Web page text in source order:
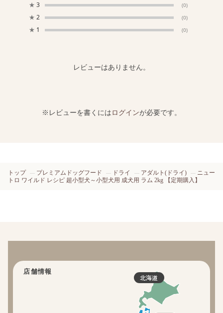
★ 3 (0)
★ 2 (0)
★ 1 (0)
レビューはありません。
※レビューを書くにはログインが必要です。
トップ プレミアムドッグフード ドライ アダルト(ドライ)
ニュー
トロ ワイルド レシピ 超小型犬～小型犬用 成犬用 ラム 2kg 【定期購入】
店舗情報
北海道